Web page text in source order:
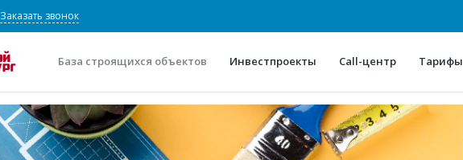
Заказать звонок
База строящихся объектов Инвестпроекты Call-центр Тарифы
О проекте